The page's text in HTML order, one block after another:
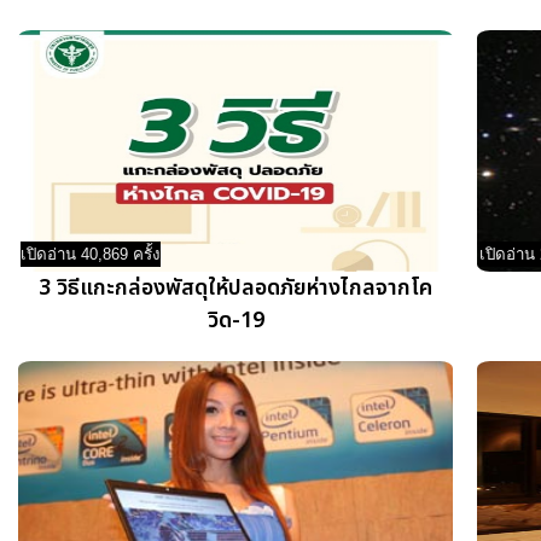
เปิดอ่าน 40,869 ครั้ง
3 วิธีแกะกล่องพัสดุให้ปลอดภัยห่างไกลจากโค
วิด-19
เปิดอ่าน